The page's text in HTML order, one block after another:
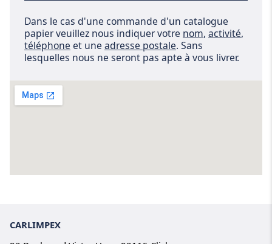
Dans le cas d'une commande d'un catalogue
papier veuillez nous indiquer votre nom, activité,
téléphone et une adresse postale. Sans
lesquelles nous ne seront pas apte à vous livrer.
CARLIMPEX